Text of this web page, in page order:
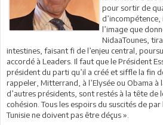
pour sortir de
l’image que
NidaaTounes,
intestines, faisant fi de l’enjeu central,
accordé à Leaders. Il faut que le Président
président du parti qu’il a créé et siffle la fin
rappeler, Mitterrand, à l’Elysée ou Obama à
d’autres présidents, sont restés à la tête de
cohésion. Tous les espoirs du suscités de
Tunisie ne doivent pas être déçus ».